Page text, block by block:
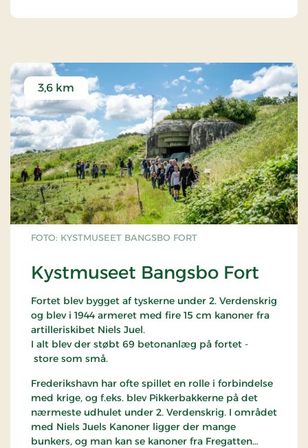
FOTO: KYSTMUSEET BANGSBO FORT
Kystmuseet Bangsbo Fort
3,6 km
Fortet blev bygget af tyskerne under 2. Verdenskrig
og blev i 1944 armeret med fire 15 cm kanoner fra
artilleriskibet Niels Juel.
I alt blev der støbt 69 betonanlæg på fortet -
store som små.
Frederikshavn har ofte spillet en rolle i forbindelse
med krige, og f.eks. blev Pikkerbakkerne på det
nærmeste udhulet under 2. Verdenskrig. I området
med Niels Juels Kanoner ligger der mange
bunkers, og man kan se kanoner fra Fregatten